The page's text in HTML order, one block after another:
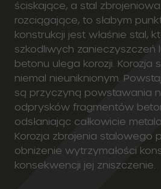
betonu ulega korozji. Korozja
niemal nieuniknionym.
są przyczyną powstawania
odprysków fragmentów
odsłaniając całkowicie
Korozja zbrojenia stalowego
obniżenie wytrzymałości
konsekwencji jej zniszczenie.